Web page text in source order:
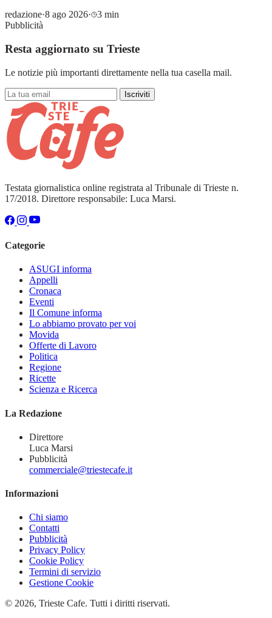
redazione·8 ago 2026·
3 min
Pubblicità
Resta aggiornato su Trieste
Le notizie più importanti direttamente nella tua casella mail.
Iscriviti
Testata giornalistica online registrata al Tribunale di Trieste n.
17/2018. Direttore responsabile: Luca Marsi.
Categorie
ASUGI informa
Appelli
Cronaca
Eventi
Il Comune informa
Lo abbiamo provato per voi
Movida
Offerte di Lavoro
Politica
Regione
Ricette
Scienza e Ricerca
La Redazione
Direttore
Luca Marsi
Pubblicità
commerciale@triestecafe.it
Informazioni
Chi siamo
Contatti
Pubblicità
Privacy Policy
Cookie Policy
Termini di servizio
Gestione Cookie
© 2026, Trieste Cafe. Tutti i diritti riservati.